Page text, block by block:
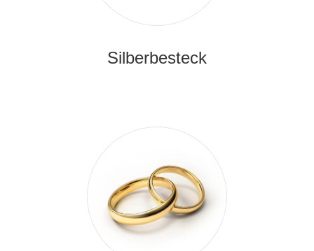
Silberbesteck